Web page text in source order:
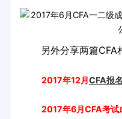
另外分享两篇CFA
2017年12月CFA报名
2017年6月CFA考试